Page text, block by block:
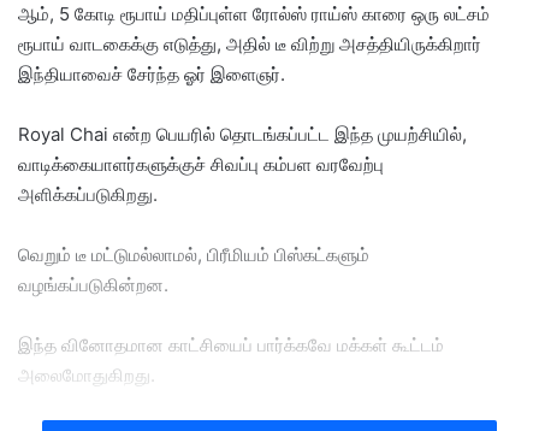
ஆம், 5 கோடி ரூபாய் மதிப்புள்ள ரோல்ஸ் ராய்ஸ் காரை ஒரு லட்சம்
ரூபாய் வாடகைக்கு எடுத்து, அதில் டீ விற்று அசத்தியிருக்கிறார்
இந்தியாவைச் சேர்ந்த ஓர் இளைஞர்.
​Royal Chai என்ற பெயரில் தொடங்கப்பட்ட இந்த முயற்சியில்,
வாடிக்கையாளர்களுக்குச் சிவப்பு கம்பள வரவேற்பு
அளிக்கப்படுகிறது.
வெறும் டீ மட்டுமல்லாமல், பிரீமியம் பிஸ்கட்களும்
வழங்கப்படுகின்றன.
இந்த வினோதமான காட்சியைப் பார்க்கவே மக்கள் கூட்டம்
அலைமோதுகிறது.